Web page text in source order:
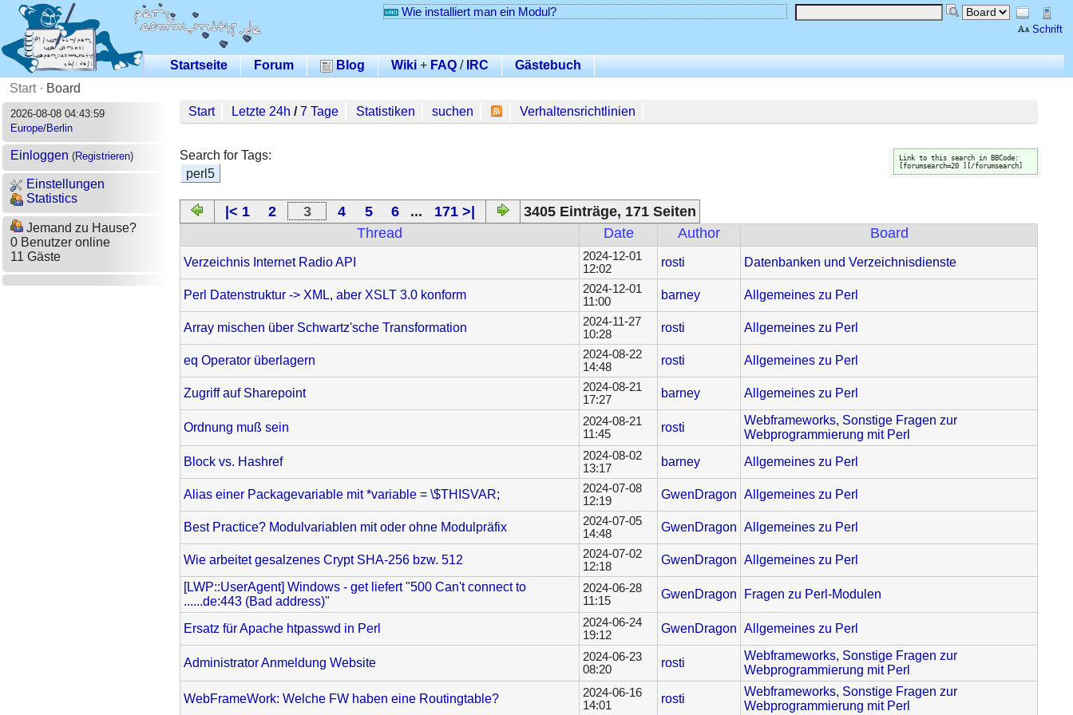
Schrift
Wie installiert man ein Modul?
Startseite Forum Blog Wiki+ FAQ /IRC
Gästebuch
Start· Board
2026-08-08 04:43:59
Europe/Berlin
Einloggen (Registrieren)
Einstellungen
Statistics
Jemand zu Hause?
0 Benutzer online
11 Gäste
Start Letzte 24h /7 Tage Statistiken suchen Verhaltensrichtlinien
Link to this search in BBCode:
[forumsearch=20 ][/forumsearch]
Search for Tags:
perl5
|< 1 2 3 4 5 6 ... 171 >| 3405 Einträge, 171 Seiten
Thread Date Author Board
Verzeichnis Internet Radio API
2024-12-01
12:02
rosti Datenbanken und Verzeichnisdienste
Perl Datenstruktur -> XML, aber XSLT 3.0 konform
2024-12-01
11:00
barney Allgemeines zu Perl
Array mischen über Schwartz'sche Transformation
2024-11-27
10:28
rosti Allgemeines zu Perl
eq Operator überlagern
2024-08-22
14:48
rosti Allgemeines zu Perl
Zugriff auf Sharepoint
2024-08-21
17:27
barney Allgemeines zu Perl
Ordnung muß sein
2024-08-21
11:45
rosti
Webframeworks, Sonstige Fragen zur
Webprogrammierung mit Perl
Block vs. Hashref
2024-08-02
13:17
barney Allgemeines zu Perl
Alias einer Packagevariable mit *variable = \$THISVAR;
2024-07-08
12:19
GwenDragon Allgemeines zu Perl
Best Practice? Modulvariablen mit oder ohne Modulpräfix
2024-07-05
14:48
GwenDragon Allgemeines zu Perl
Wie arbeitet gesalzenes Crypt SHA-256 bzw. 512
2024-07-02
12:18
GwenDragon Allgemeines zu Perl
[LWP::UserAgent] Windows - get liefert "500 Can't connect to
......de:443 (Bad address)"
2024-06-28
11:15
GwenDragon Fragen zu Perl-Modulen
Ersatz für Apache htpasswd in Perl
2024-06-24
19:12
GwenDragon Allgemeines zu Perl
Administrator Anmeldung Website
2024-06-23
08:20
rosti
Webframeworks, Sonstige Fragen zur
Webprogrammierung mit Perl
WebFrameWork: Welche FW haben eine Routingtable?
2024-06-16
14:01
rosti
Webframeworks, Sonstige Fragen zur
Webprogrammierung mit Perl